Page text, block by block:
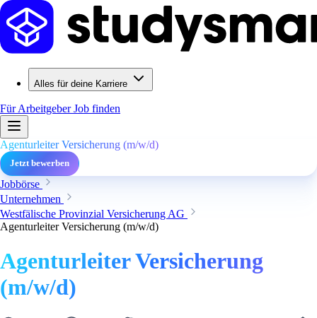
Alles für deine Karriere
Für ArbeitgeberJob finden
Agenturleiter Versicherung (m/w/d)
Jetzt bewerben
Jobbörse
Unternehmen
Westfälische Provinzial Versicherung AG
Agenturleiter Versicherung (m/w/d)
Agenturleiter Versicherung
(m/w/d)